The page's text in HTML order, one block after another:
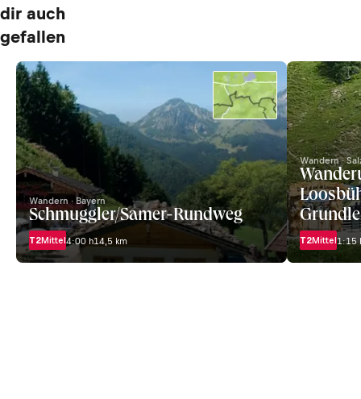
dir auch
gefallen
Wandern · Bayern
Schmuggler/Samer-Rundweg
T2Mittel4:00 h14,5 km
Wandern ·
T2Mittel1:15